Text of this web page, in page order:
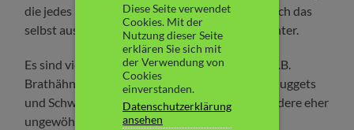
die jedes Rezept ergänzen. Das macht einem auch das
selbst ausprobieren und ggf. improvisieren leichter.
Es sind viele klassische Rezepte enthalten wie z.B.
Brathähnchen, Kabeljau, Lachsfilet, Hähnchennuggets
und Schweinebraten, aber auch das ein oder andere eher
ungewöhnliche Rezept.
Diese Seite verwendet
Cookies. Mit der
Nutzung dieser Seite
erklären Sie sich mit
der Verwendung von
Cookies
einverstanden.
Datenschutzerklärung
ansehen